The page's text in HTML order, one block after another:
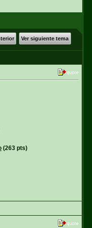
Ver siguiente tema
(263 pts)